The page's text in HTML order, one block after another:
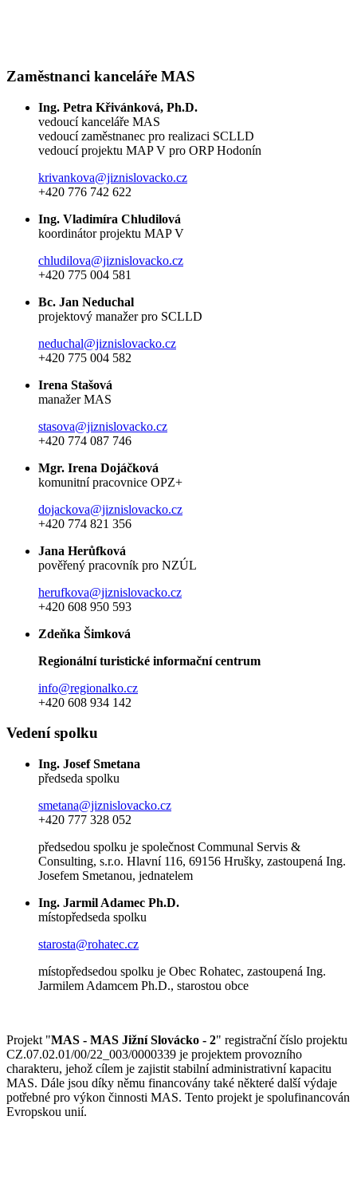
Zaměstnanci kanceláře MAS
Ing. Petra Křivánková, Ph.D.
vedoucí kanceláře MAS
vedoucí zaměstnanec pro realizaci SCLLD
vedoucí projektu MAP V pro ORP Hodonín
krivankova@jiznislovacko.cz
+420 776 742 622
Ing. Vladimíra Chludilová
koordinátor projektu MAP V
chludilova@jiznislovacko.cz
+420 775 004 581
Bc. Jan Neduchal
projektový manažer pro SCLLD
neduchal@jiznislovacko.cz
+420 775 004 582
Irena Stašová
manažer MAS
stasova@jiznislovacko.cz
+420 774 087 746
Mgr. Irena Dojáčková
komunitní pracovnice OPZ+
dojackova@jiznislovacko.cz
+420 774 821 356
Jana Herůfková
pověřený pracovník pro NZÚL
herufkova@jiznislovacko.cz
+420 608 950 593
Zdeňka Šimková
Regionální turistické informační centrum
info@regionalko.cz
+420 608 934 142
Vedení spolku
Ing. Josef Smetana
předseda spolku
smetana@jiznislovacko.cz
+420 777 328 052
předsedou spolku je společnost Communal Servis &
Consulting, s.r.o. Hlavní 116, 69156 Hrušky, zastoupená Ing.
Josefem Smetanou, jednatelem
Ing. Jarmil Adamec Ph.D.
místopředseda spolku
starosta@rohatec.cz
místopředsedou spolku je Obec Rohatec, zastoupená Ing.
Jarmilem Adamcem Ph.D., starostou obce
Projekt "MAS - MAS Jižní Slovácko - 2" registrační číslo projektu
CZ.07.02.01/00/22_003/0000339 je projektem provozního
charakteru, jehož cílem je zajistit stabilní administrativní kapacitu
MAS. Dále jsou díky němu financovány také některé další výdaje
potřebné pro výkon činnosti MAS. Tento projekt je spolufinancován
Evropskou unií.